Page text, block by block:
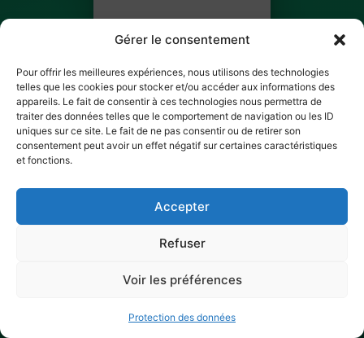
Gérer le consentement
Pour offrir les meilleures expériences, nous utilisons des technologies
telles que les cookies pour stocker et/ou accéder aux informations des
appareils. Le fait de consentir à ces technologies nous permettra de
traiter des données telles que le comportement de navigation ou les ID
uniques sur ce site. Le fait de ne pas consentir ou de retirer son
consentement peut avoir un effet négatif sur certaines caractéristiques
et fonctions.
Accepter
Refuser
Voir les préférences
Protection des données
PAULA GOMEZ SAAVEDRA
BILLET 2 SUR 3
✓ Ticket scanné